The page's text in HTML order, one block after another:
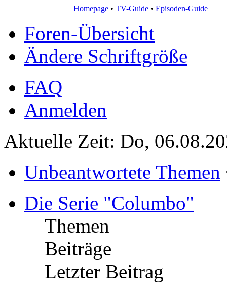
Homepage • TV-Guide • Episoden-Guide
Foren-Übersicht
Ändere Schriftgröße
FAQ
Anmelden
Aktuelle Zeit: Do,
Unbeantwortete Themen
Die Serie "Columbo"
Themen
Beiträge
Letzter Beitrag